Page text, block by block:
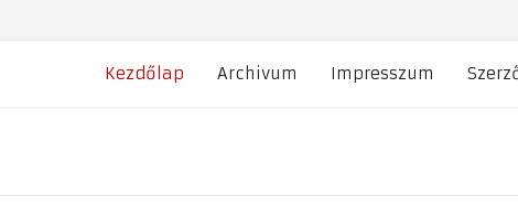
Kezdőlap Archivum Impresszum